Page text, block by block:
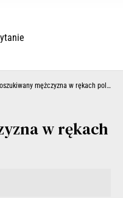
mężczyzna w rękach policji
w rękach